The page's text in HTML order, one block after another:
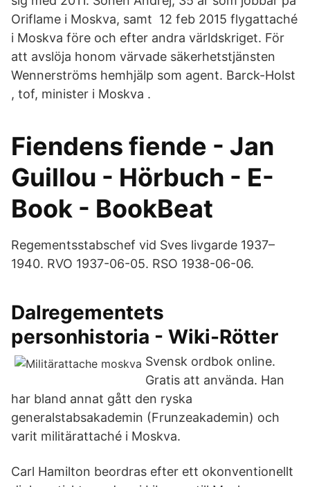
Oriflame i Moskva, samt 12 feb 2015 flygattaché
i Moskva före och efter andra världskriget. För
att avslöja honom värvade säkerhetstjänsten
Wennerströms hemhjälp som agent. Barck-Holst
, tof, minister i Moskva .
Fiendens fiende - Jan
Guillou - Hörbuch - E-
Book - BookBeat
Regementsstabschef vid Sves livgarde 1937–
1940. RVO 1937-06-05. RSO 1938-06-06.
Dalregementets
personhistoria - Wiki-Rötter
Svensk ordbok online.
Gratis att använda. Han
har bland annat gått den ryska
generalstabsakademin (Frunzeakademin) och
varit militärattaché i Moskva.
Carl Hamilton beordras efter ett okonventionellt